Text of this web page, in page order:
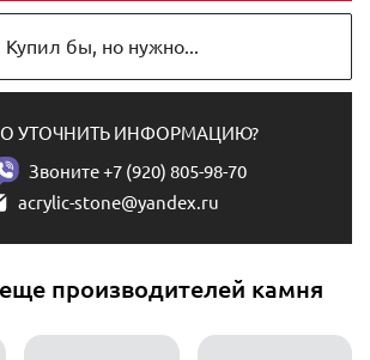
Купил бы, но нужно...
УТОЧНИТЬ ИНФОРМАЦИЮ?
Звоните +7 (920) 805-98-70
acrylic-stone@yandex.ru
производителей камня